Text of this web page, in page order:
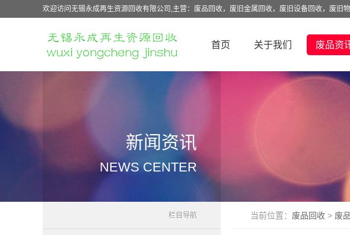
欢迎访问无锡永成再生资源回收有限公司,主营：废品回收，废旧金属回收，废旧设备回收，废旧
首页 关于我们 废品资
新闻资讯
NEWS CENTER
栏目导航 当前位置： 废品回收 > 废